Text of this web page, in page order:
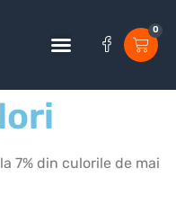
0
7% din culorile de mai